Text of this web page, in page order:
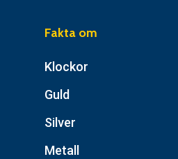
Fakta om
Klockor
Guld
Silver
Metall